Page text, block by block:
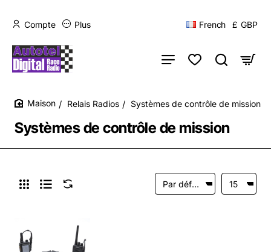
Compte Plus French £ GBP
Systèmes de contrôle de mission
Relais Radios Systèmes de contrôle de mission